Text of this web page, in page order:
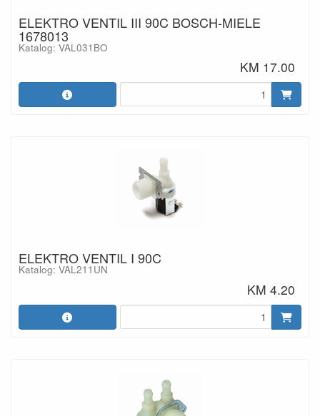
ELEKTRO VENTIL III 90C BOSCH-MIELE
1678013
Katalog: VAL031BO
KM 17.00
ELEKTRO VENTIL I 90C
Katalog: VAL211UN
KM 4.20